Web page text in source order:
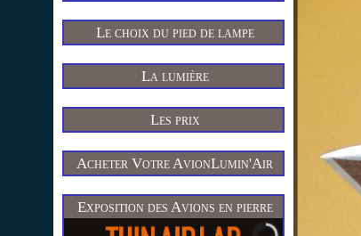
Le choix du pied de lampe
La lumière
Les prix
Acheter Votre AvionLumin'Air
Exposition des Avions en pierre